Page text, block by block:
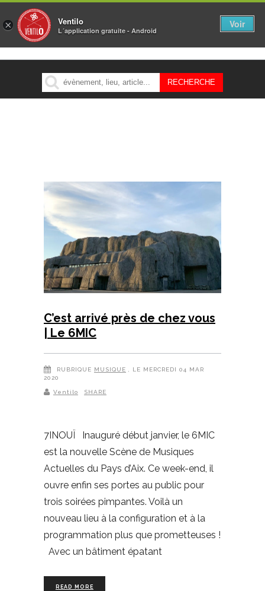
MENU
C’est arrivé près de chez vous
| Le 6MIC
RUBRIQUE MUSIQUE
, LE MERCREDI 04 MAR
2020
Ventilo SHARE
7INOUÏ Inauguré début janvier, le 6MIC
est la nouvelle Scène de Musiques
Actuelles du Pays d’Aix. Ce week-end, il
ouvre enfin ses portes au public pour
trois soirées pimpantes. Voilà un
nouveau lieu à la configuration et à la
programmation plus que prometteuses !
Avec un bâtiment épatant
READ MORE
× Ventilo
L´application gratuite - Android
Voir